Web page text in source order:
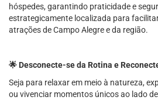
hóspedes, garantindo praticidade e
estrategicamente localizada para
atrações de Campo Alegre e da região.
🌟 Desconecte-se da Rotina e
Seja para relaxar em meio à natureza,
ou vivenciar momentos únicos ao lado